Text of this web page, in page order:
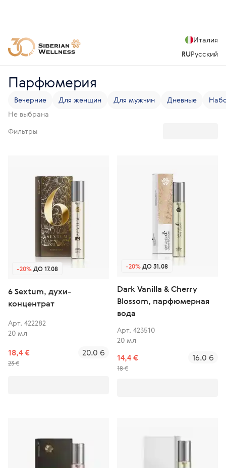
Италия
RUРусский
Парфюмерия
Вечерние Для женщин Для мужчин Дневные
Не выбрана
Фильтры
-20%ДО 17.08
6 Sextum, духи-
концентрат
Арт. 422282
20 мл
18,4 €
23 €
20.0 б
-20%ДО 31.08
Dark Vanilla & Cherry
Blossom, парфюмерная
вода
Арт. 423510
20 мл
14,4 €
18 €
16.0 б